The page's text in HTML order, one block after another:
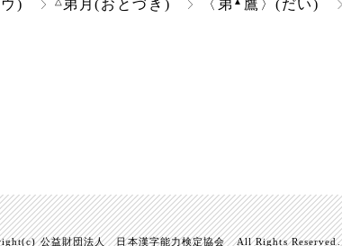
) 弟月(おとづき) 〈弟 鷹〉(だい)
公益財団法人 日本漢字能力検定協会 All Rights Reserved.